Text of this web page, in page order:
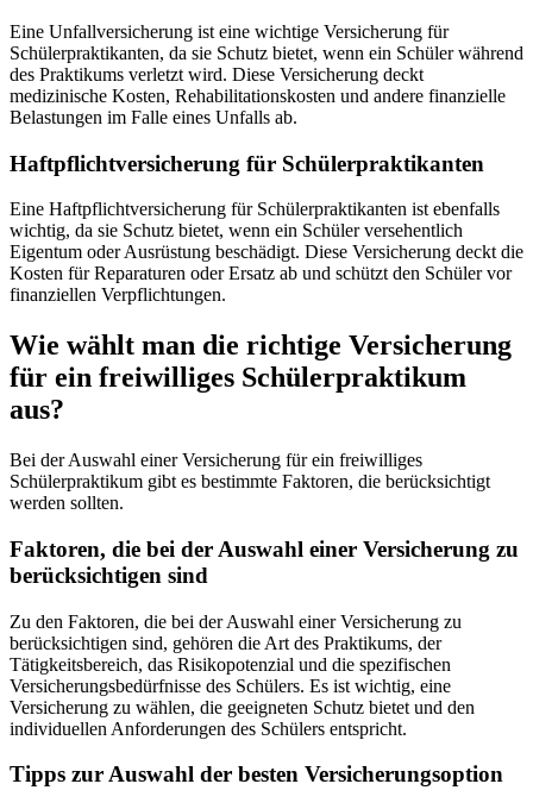
Eine Unfallversicherung ist eine wichtige Versicherung für
Schülerpraktikanten, da sie Schutz bietet, wenn ein Schüler während
des Praktikums verletzt wird. Diese Versicherung deckt
medizinische Kosten, Rehabilitationskosten und andere finanzielle
Belastungen im Falle eines Unfalls ab.
Haftpflichtversicherung für Schülerpraktikanten
Eine Haftpflichtversicherung für Schülerpraktikanten ist ebenfalls
wichtig, da sie Schutz bietet, wenn ein Schüler versehentlich
Eigentum oder Ausrüstung beschädigt. Diese Versicherung deckt die
Kosten für Reparaturen oder Ersatz ab und schützt den Schüler vor
finanziellen Verpflichtungen.
Wie wählt man die richtige Versicherung
für ein freiwilliges Schülerpraktikum
aus?
Bei der Auswahl einer Versicherung für ein freiwilliges
Schülerpraktikum gibt es bestimmte Faktoren, die berücksichtigt
werden sollten.
Faktoren, die bei der Auswahl einer Versicherung zu
berücksichtigen sind
Zu den Faktoren, die bei der Auswahl einer Versicherung zu
berücksichtigen sind, gehören die Art des Praktikums, der
Tätigkeitsbereich, das Risikopotenzial und die spezifischen
Versicherungsbedürfnisse des Schülers. Es ist wichtig, eine
Versicherung zu wählen, die geeigneten Schutz bietet und den
individuellen Anforderungen des Schülers entspricht.
Tipps zur Auswahl der besten Versicherungsoption